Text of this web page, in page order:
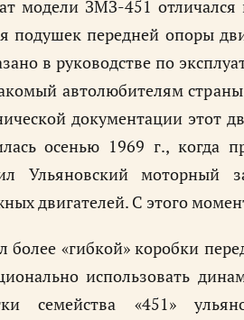
модели ЗМЗ-451
подушек передней опоры
в руководстве по
автолюбителям
документации этот
осенью 1969 г., когда
Ульяновский моторный
двигателей. С этого
«гибкой» коробки
использовать
семейства «451»